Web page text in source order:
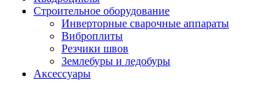
Строительное оборудование
Инверторные сварочные аппараты
Виброплиты
Резчики швов
Землебуры и ледобуры
Аксессуары